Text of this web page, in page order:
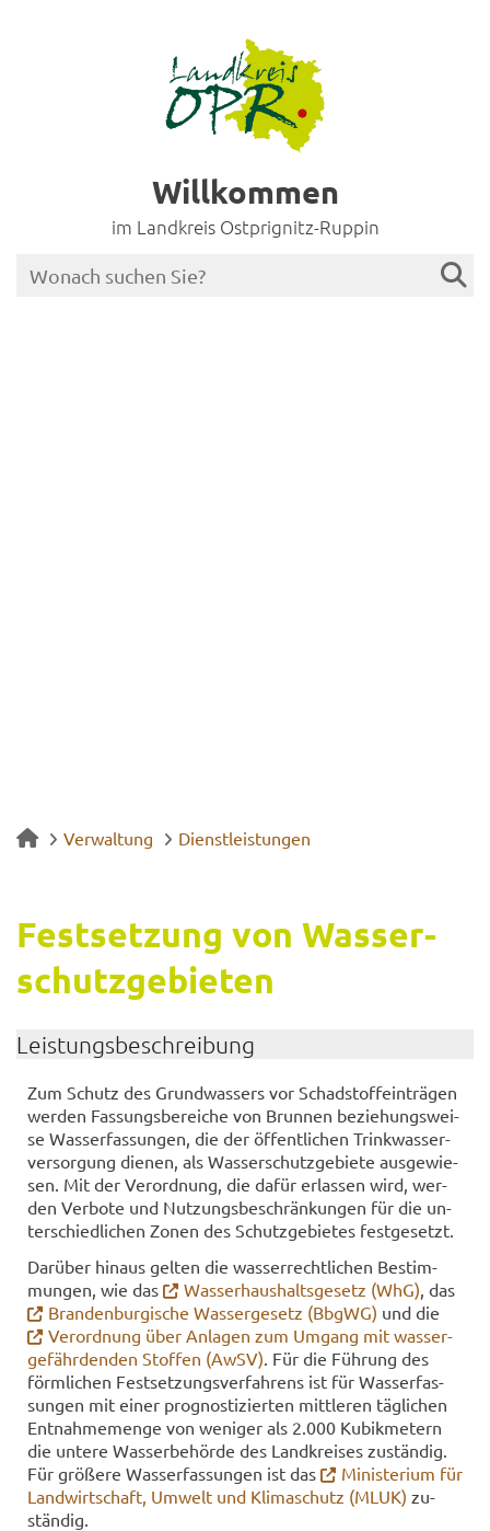
Willkommen
im Landkreis Ostprignitz-Ruppin
Verwaltung Dienstleistungen
Fest­set­zung von Was­ser­
schutz­ge­bie­ten
Leis­tungs­be­schrei­bung
Zum Schutz des Grund­was­sers vor Schad­stoff­ein­trä­gen
wer­den Fas­sungs­be­rei­che von Brun­nen be­zie­hungs­wei­
se Was­ser­fas­sun­gen, die der öf­fent­li­chen Trink­was­ser­
ver­sor­gung die­nen, als Was­ser­schutz­ge­bie­te aus­ge­wie­
sen. Mit der Ver­ord­nung, die dafür er­las­sen wird, wer­
den Ver­bo­te und Nut­zungs­be­schrän­kun­gen für die un­
ter­schied­li­chen Zonen des Schutz­ge­bie­tes fest­ge­setzt.
Dar­über hin­aus gel­ten die was­ser­recht­li­chen Be­stim­
mun­gen, wie das
Was­ser­haus­halts­ge­setz (WhG), das
Bran­den­bur­gi­sche Was­ser­ge­setz (BbgWG) und die
Ver­ord­nung über An­la­gen zum Um­gang mit was­ser­
ge­fähr­den­den Stof­fen (AwSV). Für die Füh­rung des
förm­li­chen Fest­set­zungs­ver­fah­rens ist für Was­ser­fas­
sun­gen mit einer pro­gnos­ti­zier­ten mitt­le­ren täg­li­chen
Ent­nah­me­men­ge von we­ni­ger als 2.000 Ku­bik­me­tern
die un­te­re Was­ser­be­hör­de des Land­krei­ses zu­stän­dig.
Für grö­ße­re Was­ser­fas­sun­gen ist das
Mi­nis­te­ri­um für
Land­wirt­schaft, Um­welt und Kli­ma­schutz (MLUK) zu­
stän­dig.